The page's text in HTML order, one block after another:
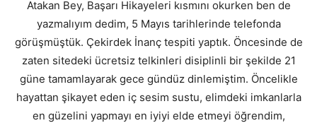
Atakan Bey, Başarı Hikayeleri kısmını okurken ben de
yazmalıyım dedim, 5 Mayıs tarihlerinde telefonda
görüşmüştük. Çekirdek İnanç tespiti yaptık. Öncesinde de
zaten sitedeki ücretsiz telkinleri disiplinli bir şekilde 21
güne tamamlayarak gece gündüz dinlemiştim. Öncelikle
hayattan şikayet eden iç sesim sustu, elimdeki imkanlarla
en güzelini yapmayı en iyiyi elde etmeyi öğrendim,